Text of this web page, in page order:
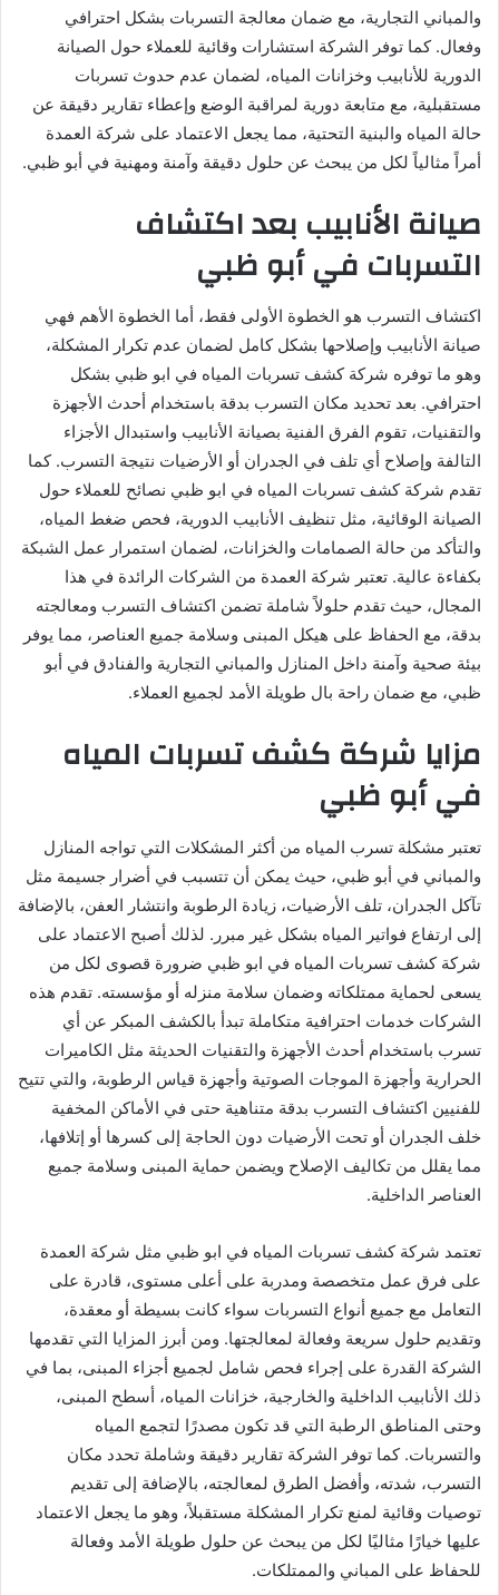
والمباني التجارية، مع ضمان معالجة التسربات بشكل احترافي
وفعال. كما توفر الشركة استشارات وقائية للعملاء حول الصيانة
الدورية للأنابيب وخزانات المياه، لضمان عدم حدوث تسربات
مستقبلية، مع متابعة دورية لمراقبة الوضع وإعطاء تقارير دقيقة عن
حالة المياه والبنية التحتية، مما يجعل الاعتماد على شركة العمدة
أمراً مثالياً لكل من يبحث عن حلول دقيقة وآمنة ومهنية في أبو ظبي.
صيانة الأنابيب بعد اكتشاف
التسربات في أبو ظبي
اكتشاف التسرب هو الخطوة الأولى فقط، أما الخطوة الأهم فهي
صيانة الأنابيب وإصلاحها بشكل كامل لضمان عدم تكرار المشكلة،
وهو ما توفره شركة كشف تسربات المياه في ابو ظبي بشكل
احترافي. بعد تحديد مكان التسرب بدقة باستخدام أحدث الأجهزة
والتقنيات، تقوم الفرق الفنية بصيانة الأنابيب واستبدال الأجزاء
التالفة وإصلاح أي تلف في الجدران أو الأرضيات نتيجة التسرب. كما
تقدم شركة كشف تسربات المياه في ابو ظبي نصائح للعملاء حول
الصيانة الوقائية، مثل تنظيف الأنابيب الدورية، فحص ضغط المياه،
والتأكد من حالة الصمامات والخزانات، لضمان استمرار عمل الشبكة
بكفاءة عالية. تعتبر شركة العمدة من الشركات الرائدة في هذا
المجال، حيث تقدم حلولاً شاملة تضمن اكتشاف التسرب ومعالجته
بدقة، مع الحفاظ على هيكل المبنى وسلامة جميع العناصر، مما يوفر
بيئة صحية وآمنة داخل المنازل والمباني التجارية والفنادق في أبو
ظبي، مع ضمان راحة بال طويلة الأمد لجميع العملاء.
مزايا شركة كشف تسربات المياه
في أبو ظبي
تعتبر مشكلة تسرب المياه من أكثر المشكلات التي تواجه المنازل
والمباني في أبو ظبي، حيث يمكن أن تتسبب في أضرار جسيمة مثل
تآكل الجدران، تلف الأرضيات، زيادة الرطوبة وانتشار العفن، بالإضافة
إلى ارتفاع فواتير المياه بشكل غير مبرر. لذلك أصبح الاعتماد على
شركة كشف تسربات المياه في ابو ظبي ضرورة قصوى لكل من
يسعى لحماية ممتلكاته وضمان سلامة منزله أو مؤسسته. تقدم هذه
الشركات خدمات احترافية متكاملة تبدأ بالكشف المبكر عن أي
تسرب باستخدام أحدث الأجهزة والتقنيات الحديثة مثل الكاميرات
الحرارية وأجهزة الموجات الصوتية وأجهزة قياس الرطوبة، والتي تتيح
للفنيين اكتشاف التسرب بدقة متناهية حتى في الأماكن المخفية
خلف الجدران أو تحت الأرضيات دون الحاجة إلى كسرها أو إتلافها،
مما يقلل من تكاليف الإصلاح ويضمن حماية المبنى وسلامة جميع
العناصر الداخلية.
تعتمد شركة كشف تسربات المياه في ابو ظبي مثل شركة العمدة
على فرق عمل متخصصة ومدربة على أعلى مستوى، قادرة على
التعامل مع جميع أنواع التسربات سواء كانت بسيطة أو معقدة،
وتقديم حلول سريعة وفعالة لمعالجتها. ومن أبرز المزايا التي تقدمها
الشركة القدرة على إجراء فحص شامل لجميع أجزاء المبنى، بما في
ذلك الأنابيب الداخلية والخارجية، خزانات المياه، أسطح المبنى،
وحتى المناطق الرطبة التي قد تكون مصدرًا لتجمع المياه
والتسربات. كما توفر الشركة تقارير دقيقة وشاملة تحدد مكان
التسرب، شدته، وأفضل الطرق لمعالجته، بالإضافة إلى تقديم
توصيات وقائية لمنع تكرار المشكلة مستقبلاً، وهو ما يجعل الاعتماد
عليها خيارًا مثاليًا لكل من يبحث عن حلول طويلة الأمد وفعالة
للحفاظ على المباني والممتلكات.